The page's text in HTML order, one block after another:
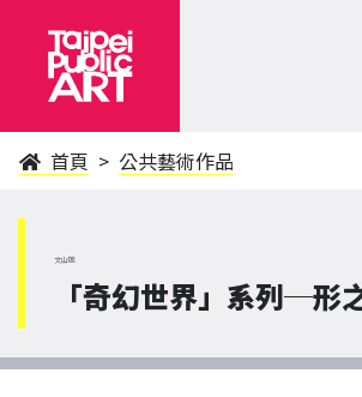
首頁 公共藝術作品
文山區
「奇幻世界」系列─形